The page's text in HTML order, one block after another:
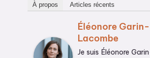
À propos Articles récents
Éléonore Garin-
Lacombe
Je suis Éléonore